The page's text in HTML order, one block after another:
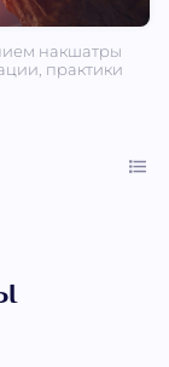
накшатры
практики